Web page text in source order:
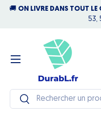
NOUS SOMMES OUVERTS
disponible pour vos
Recherche
Rechercher
Menu